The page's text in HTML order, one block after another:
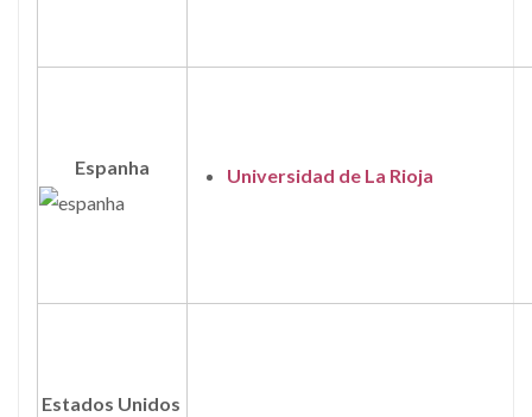
Espanha Universidad de La Rioja
Estados Unidos